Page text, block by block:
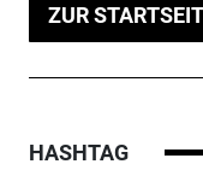
ZUR
HASHTAG